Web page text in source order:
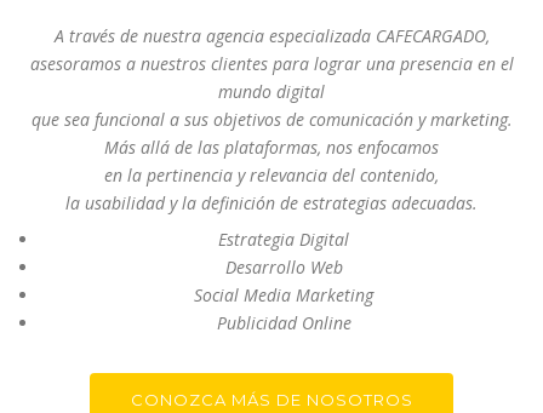
A través de nuestra agencia especializada CAFECARGADO,
asesoramos a nuestros clientes para lograr una presencia en el
mundo digital
que sea funcional a sus objetivos de comunicación y marketing.
Más allá de las plataformas, nos enfocamos
en la pertinencia y relevancia del contenido,
la usabilidad y la definición de estrategias adecuadas.
Estrategia Digital
Desarrollo Web
Social Media Marketing
Publicidad Online
CONOZCA MÁS DE NOSOTROS